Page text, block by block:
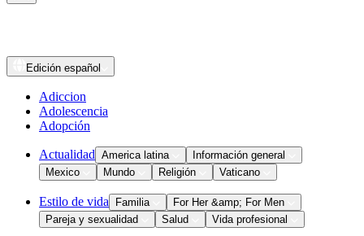
Edición español
Adiccion
Adolescencia
Adopción
Actualidad America latina
Información general
Mexico
Mundo Religión Vaticano
Estilo de vida Familia
For Her &amp; For Men
Pareja y sexualidad
Salud Vida profesional